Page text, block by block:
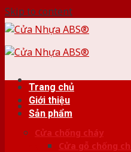
Skip to content
Trang chủ
Giới thiệu
Sản phẩm
Cửa chống cháy
Cửa gỗ chống